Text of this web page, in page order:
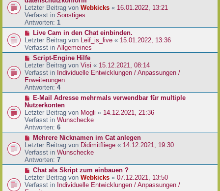
g
B
e
i
t
a
g
u
e
r
B
e
i
t
a
g
Letzter Beitrag von Webkicks « 16.01.2022, 13:21
Verfasst in Sonstiges
Antworten: 1
N
e
u
e
r
B
e
i
t
a
g
Live Cam in den Chat einbinden.
Letzter Beitrag von Leif_is_live « 15.01.2022, 13:36
Verfasst in Allgemeines
N
e
u
e
r
B
e
i
t
r
a
g
Script-Engine Hilfe
Letzter Beitrag von Visi « 15.12.2021, 08:14
Verfasst in Individuelle Entwicklungen / Anpassungen /
Erweiterungen
Antworten: 4
N
e
u
e
r
B
e
i
t
r
a
g
E-Mail Adresse mehrmals verwendbar für multiple
Nutzerkonten
Letzter Beitrag von Mogli « 14.12.2021, 21:36
Verfasst in Wunschecke
Antworten: 6
N
e
u
e
r
B
e
i
Mehrere Nicknamen im Cat anlegen
Letzter Beitrag von Didimitfliege « 14.12.2021, 19:30
Verfasst in Wunschecke
Antworten: 7
N
e
u
Chat als Skript zum einbauen ?
Letzter Beitrag von Webkicks « 07.12.2021, 13:50
Verfasst in Individuelle Entwicklungen / Anpassungen /